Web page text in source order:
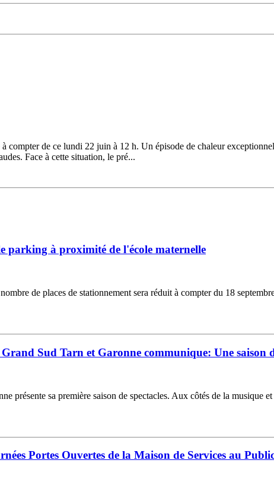
compter de ce lundi 22 juin à 12 h. Un épisode de chaleur
Face à cette situation, le pré...
parking à proximité de l'école maternelle
de places de stationnement sera réduit à compter du 18
Sud Tarn et Garonne communique: Une saison
présente sa première saison de spectacles. Aux côtés de la
Portes Ouvertes de la Maison de Services au